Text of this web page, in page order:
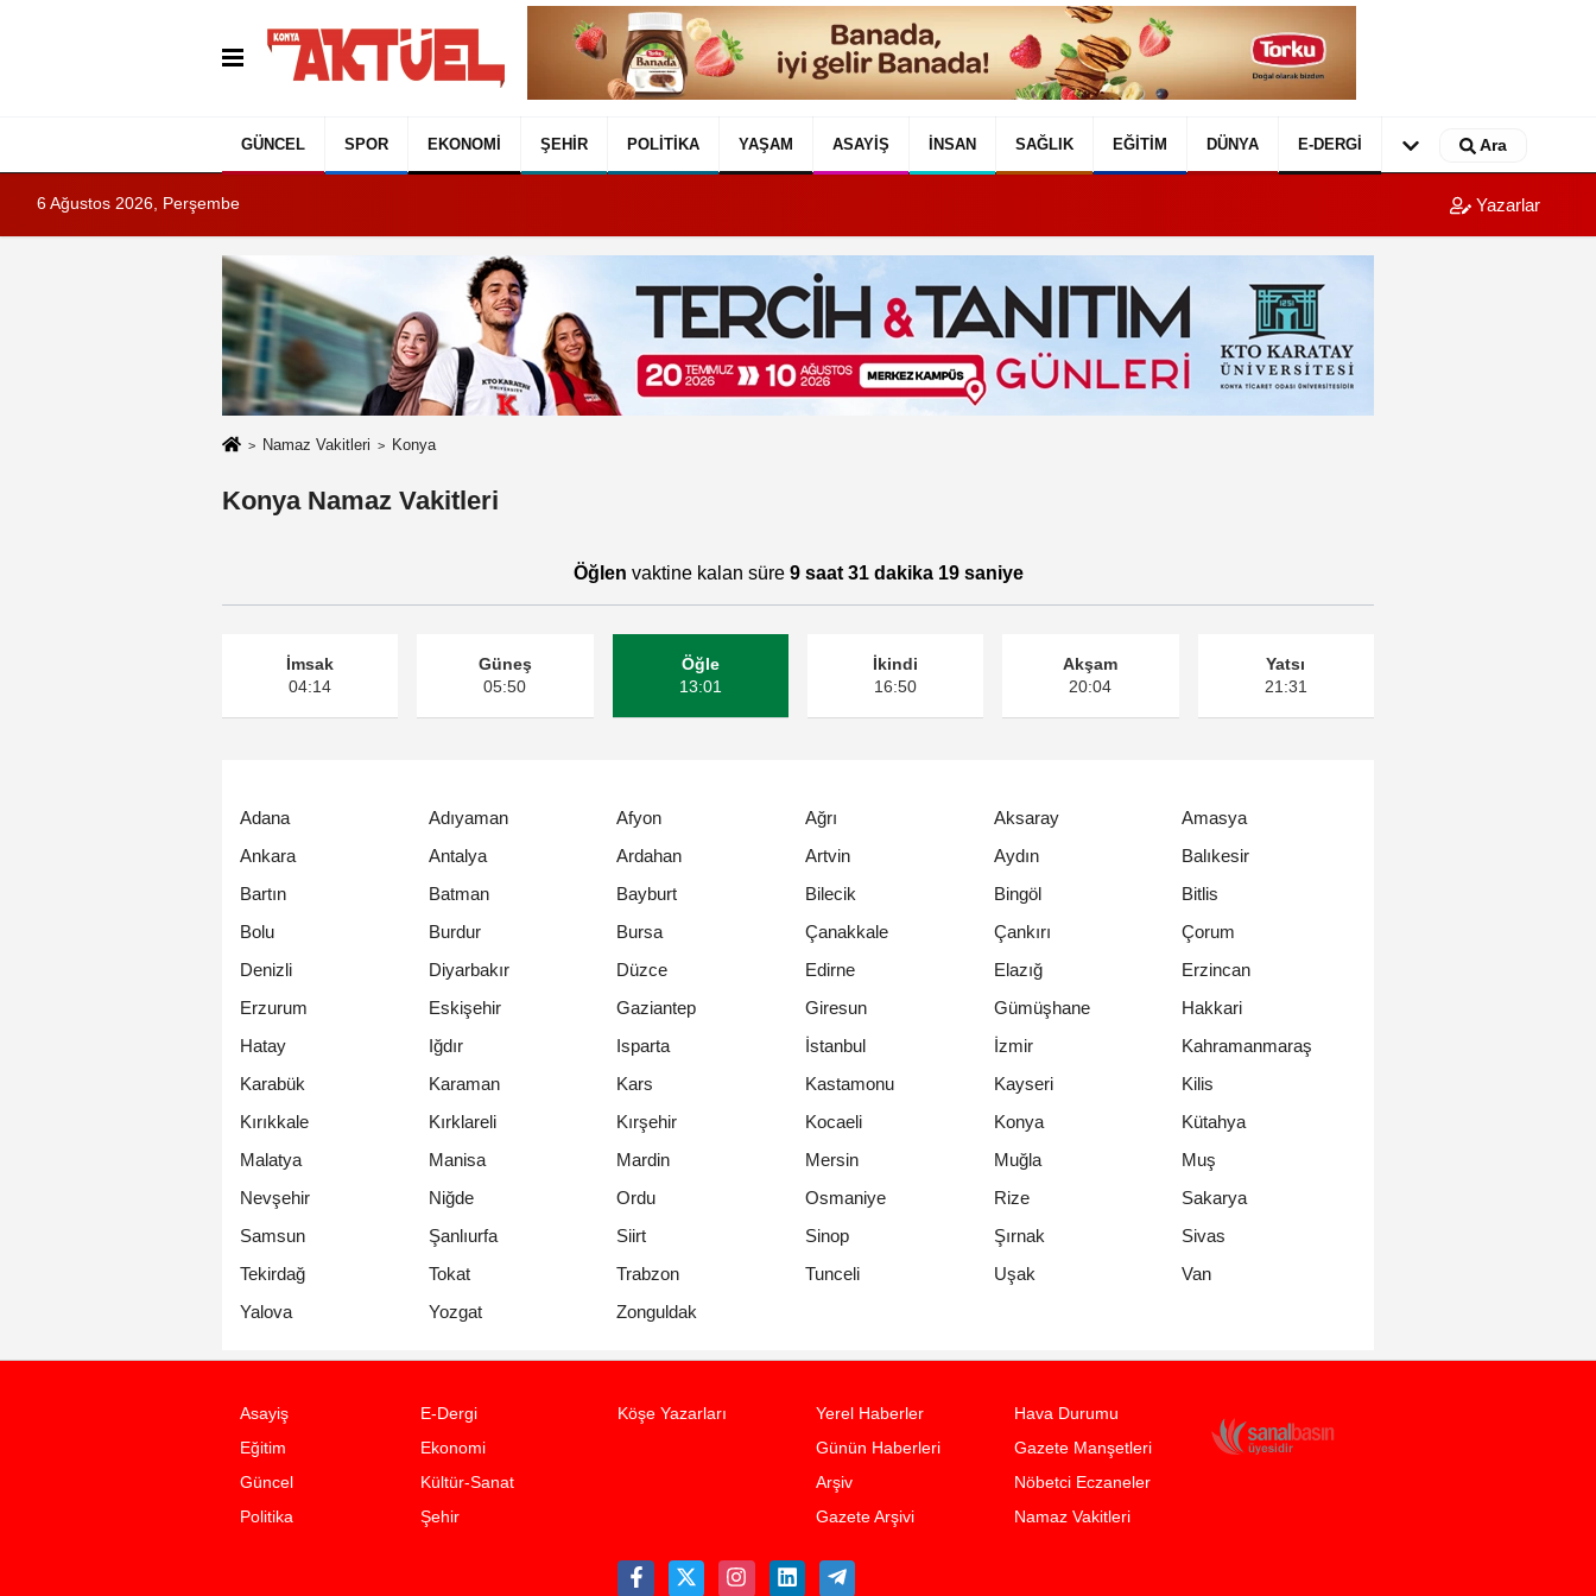
GÜNCEL SPOR EKONOMI ŞEHIR POLITIKA YAŞAM ASAYIŞ İNSAN SAĞLIK EĞITIM DÜNYA E-DERGI Ara
6 Ağustos 2026, Perşembe Yazarlar
Namaz Vakitleri Konya
Konya Namaz Vakitleri
Öğlen vaktine kalan süre 9 saat 31 dakika 18 saniye
İmsak
04:14
Güneş
05:50
Öğle
13:01
İkindi
16:50
Akşam
20:04
Yatsı
21:31
Adana Adıyaman Afyon Ağrı Aksaray
Amasya
Ankara
Antalya Ardahan Artvin Aydın
Balıkesir
Bartın
Batman Bayburt Bilecik Bingöl
Bitlis
Bolu
Burdur Bursa Çanakkale Çankırı
Çorum
Denizli
Diyarbakır Düzce Edirne Elazığ
Erzincan
Erzurum
Eskişehir Gaziantep Giresun Gümüşhane
Hakkari
Hatay
Iğdır Isparta İstanbul İzmir
Kahramanmaraş
Karabük
Karaman Kars Kastamonu Kayseri
Kilis
Kırıkkale
Kırklareli Kırşehir Kocaeli Konya
Kütahya
Malatya
Manisa Mardin Mersin Muğla
Muş
Nevşehir
Niğde Ordu Osmaniye Rize
Sakarya
Samsun
Şanlıurfa Siirt Sinop Şırnak
Sivas
Tekirdağ
Tokat Trabzon Tunceli Uşak
Van
Yalova
Yozgat Zonguldak
Asayiş
E-Dergi
Eğitim
Ekonomi
Güncel
Kültür-Sanat
Politika
Şehir
Köşe Yazarları
Yerel Haberler
Günün Haberleri
Arşiv
Gazete Arşivi
Hava Durumu
Gazete Manşetleri
Nöbetci Eczaneler
Namaz Vakitleri